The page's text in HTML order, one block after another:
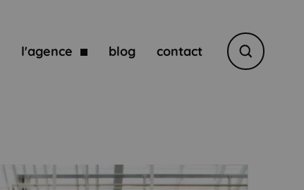
l'agence blog contact